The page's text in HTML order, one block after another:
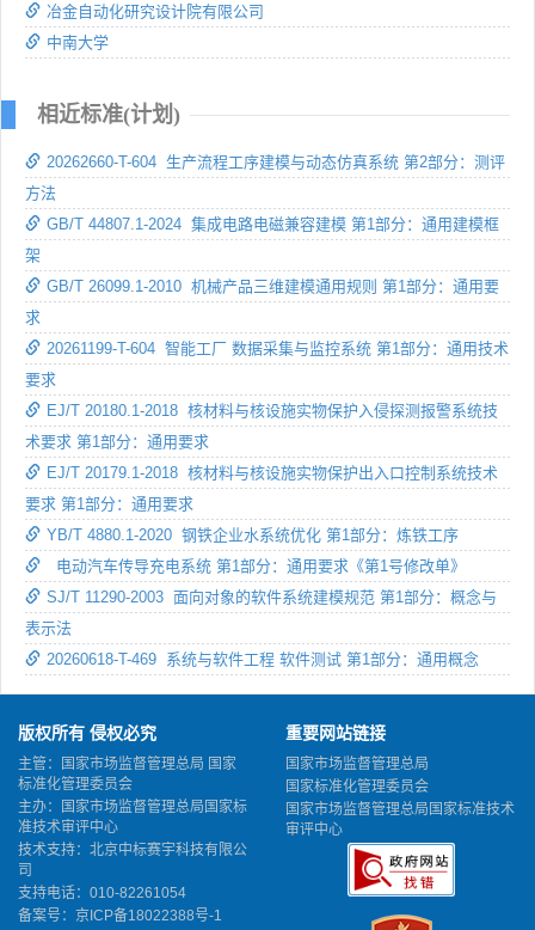
冶金自动化研究设计院有限公司
中南大学
相近标准(计划)
20262660-T-604 生产流程工序建模与动态仿真系统 第2部分：测评
方法
GB/T 44807.1-2024 集成电路电磁兼容建模 第1部分：通用建模框
架
GB/T 26099.1-2010 机械产品三维建模通用规则 第1部分：通用要
求
20261199-T-604 智能工厂 数据采集与监控系统 第1部分：通用技术
要求
EJ/T 20180.1-2018 核材料与核设施实物保护入侵探测报警系统技
术要求 第1部分：通用要求
EJ/T 20179.1-2018 核材料与核设施实物保护出入口控制系统技术
要求 第1部分：通用要求
YB/T 4880.1-2020 钢铁企业水系统优化 第1部分：炼铁工序
电动汽车传导充电系统 第1部分：通用要求《第1号修改单》
SJ/T 11290-2003 面向对象的软件系统建模规范 第1部分：概念与
表示法
20260618-T-469 系统与软件工程 软件测试 第1部分：通用概念
版权所有 侵权必究
主管：国家市场监督管理总局 国家
标准化管理委员会
主办：国家市场监督管理总局国家标
准技术审评中心
技术支持：北京中标赛宇科技有限公
司
支持电话：010-82261054
备案号： 京ICP备18022388号-1
重要网站链接
国家市场监督管理总局
国家标准化管理委员会
国家市场监督管理总局国家标准技术
审评中心